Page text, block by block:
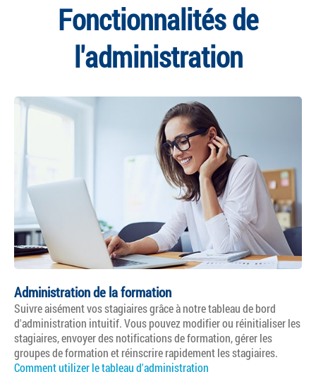
Fonctionnalités de
l'administration
Administration de la formation
Suivre aisément vos stagiaires grâce à notre tableau de bord
d'administration intuitif. Vous pouvez modifier ou réinitialiser les
stagiaires, envoyer des notifications de formation, gérer les
groupes de formation et réinscrire rapidement les stagiaires.
Comment utilizer le tableau d'administration